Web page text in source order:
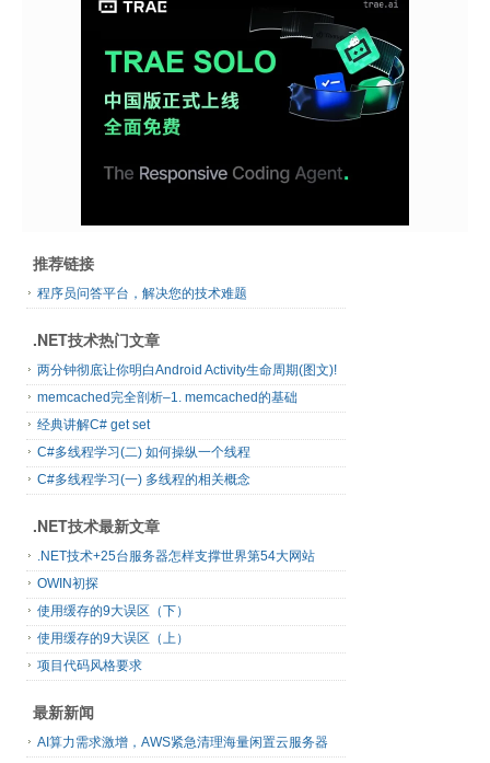
推荐链接
程序员问答平台，解决您的技术难题
.NET技术热门文章
两分钟彻底让你明白Android Activity生命周期(图文)!
memcached完全剖析–1. memcached的基础
经典讲解C# get set
C#多线程学习(二) 如何操纵一个线程
C#多线程学习(一) 多线程的相关概念
.NET技术最新文章
.NET技术+25台服务器怎样支撑世界第54大网站
OWIN初探
使用缓存的9大误区（下）
使用缓存的9大误区（上）
项目代码风格要求
最新新闻
AI算力需求激增，AWS紧急清理海量闲置云服务器